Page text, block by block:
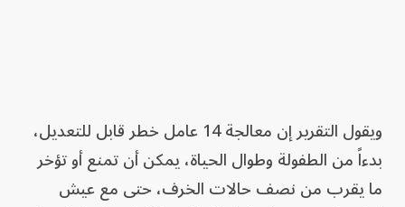
ويقول التقرير إن معالجة 14 عامل خطر قابل للتعديل،
بدءاً من الطفولة وطوال الحياة، يمكن أن تمنع أو تؤخر
ما يقرب من نصف حالات الخرف، حتى مع عيش